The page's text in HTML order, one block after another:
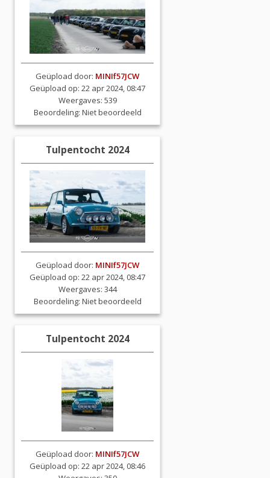
Geüpload door: MINIf57JCW
Geüpload op: 22 apr 2024, 08:47
Weergaves: 539
Beoordeling: Niet beoordeeld
Tulpentocht 2024
Geüpload door: MINIf57JCW
Geüpload op: 22 apr 2024, 08:47
Weergaves: 344
Beoordeling: Niet beoordeeld
Tulpentocht 2024
Geüpload door: MINIf57JCW
Geüpload op: 22 apr 2024, 08:46